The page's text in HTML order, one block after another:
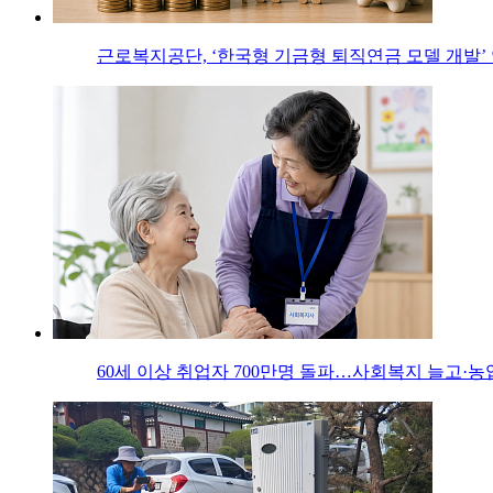
근로복지공단, ‘한국형 기금형 퇴직연금 모델 개발
60세 이상 취업자 700만명 돌파…사회복지 늘고·농